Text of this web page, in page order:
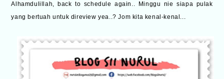
Alhamdulillah, back to schedule again.. Minggu nie siapa pulak
yang bertuah untuk direview yea..? Jom kita kenal-kenal...